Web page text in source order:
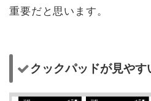
重要だと思います。
クックパッドが見やす